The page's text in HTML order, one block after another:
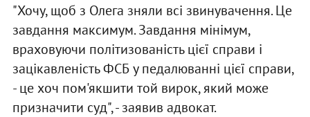
"Хочу, щоб з Олега зняли всі звинувачення. Це
завдання максимум. Завдання мінімум,
враховуючи політизованість цієї справи і
зацікавленість ФСБ у педалюванні цієї справи,
- це хоч пом'якшити той вирок, який може
призначити суд", - заявив адвокат.